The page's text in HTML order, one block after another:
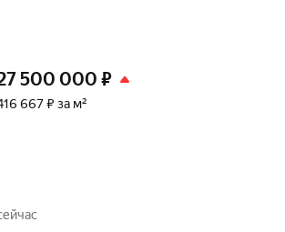
500 000 ₽
667 ₽ за м²